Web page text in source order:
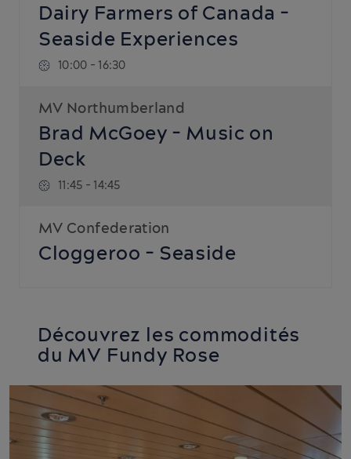
Dairy Farmers of Canada -
Seaside Experiences
10:00 -16:30
MV Northumberland
Brad McGoey - Music on
Deck
11:45 -14:45
MV Confederation
Cloggeroo - Seaside
MV Confederation
PEI Library – Seaside
Experiences
10:00 16:30
Découvrez les commodités
du MV Fundy Rose